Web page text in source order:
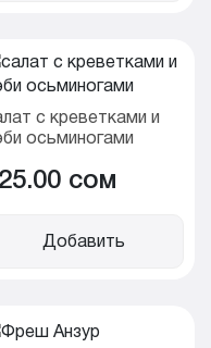
с креветками и
осьминогами
cом
Добавить